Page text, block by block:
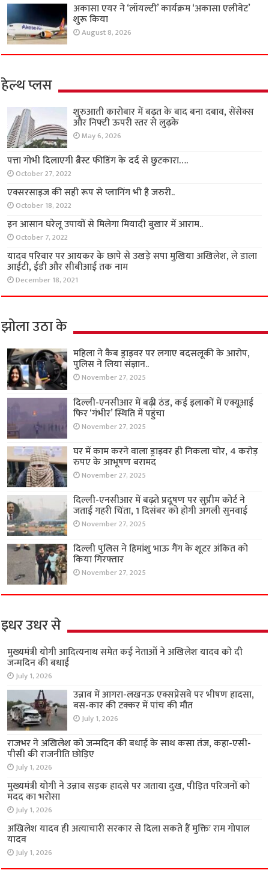
अकासा एयर ने ‘लॉयल्टी’ कार्यक्रम ‘अकासा एलीवेट’
शुरू किया
August 8, 2026
हेल्थ प्लस
शुरुआती कारोबार में बढ़त के बाद बना दबाव, सेंसेक्स
और निफ्टी ऊपरी स्तर से लुढ़के
May 6, 2026
पत्ता गोभी दिलाएगी ब्रैस्ट फीडिंग के दर्द से छुटकारा….
October 27, 2022
एक्सरसाइज की सही रूप से प्लानिंग भी है जरुरी..
October 18, 2022
इन आसान घरेलू उपायों से मिलेगा मियादी बुखार में आराम..
October 7, 2022
यादव परिवार पर आयकर के छापे से उखड़े सपा मुखिया अखिलेश, ले डाला
आईटी, ईडी और सीबीआई तक नाम
December 18, 2021
झोला उठा के
महिला ने कैब ड्राइवर पर लगाए बदसलूकी के आरोप,
पुलिस ने लिया संज्ञान..
November 27, 2025
दिल्ली-एनसीआर में बढ़ी ठंड, कई इलाकों में एक्यूआई
फिर ‘गंभीर’ स्थिति में पहुंचा
November 27, 2025
घर में काम करने वाला ड्राइवर ही निकला चोर, 4 करोड़
रुपए के आभूषण बरामद
November 27, 2025
दिल्ली-एनसीआर में बढ़ते प्रदूषण पर सुप्रीम कोर्ट ने
जताई गहरी चिंता, 1 दिसंबर को होगी अगली सुनवाई
November 27, 2025
दिल्ली पुलिस ने हिमांशु भाऊ गैंग के शूटर अंकित को
किया गिरफ्तार
November 27, 2025
इधर उधर से
मुख्यमंत्री योगी आदित्यनाथ समेत कई नेताओं ने अखिलेश यादव को दी
जन्मदिन की बधाई
July 1, 2026
उन्नाव में आगरा-लखनऊ एक्सप्रेसवे पर भीषण हादसा,
बस-कार की टक्कर में पांच की मौत
July 1, 2026
राजभर ने अखिलेश को जन्मदिन की बधाई के साथ कसा तंज, कहा-एसी-
पीसी की राजनीति छोड़िए
July 1, 2026
मुख्यमंत्री योगी ने उन्नाव सड़क हादसे पर जताया दुख, पीड़ित परिजनों को
मदद का भरोसा
July 1, 2026
अखिलेश यादव ही अत्याचारी सरकार से दिला सकते हैं मुक्तिः राम गोपाल
यादव
July 1, 2026